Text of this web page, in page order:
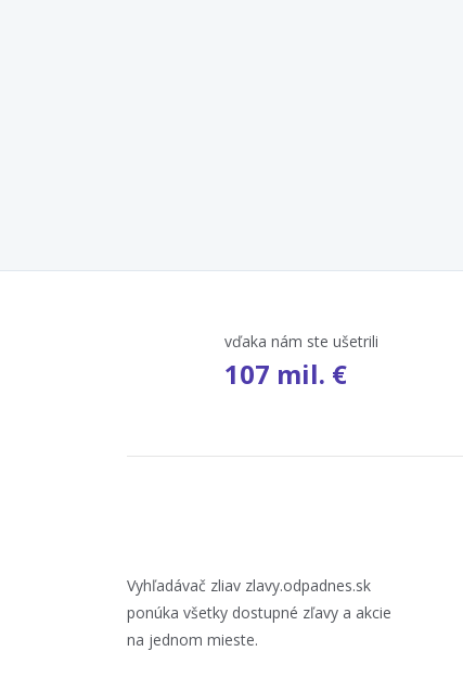
vďaka nám ste ušetrili
107 mil. €
Vyhľadávač zliav zlavy.odpadnes.sk
ponúka všetky dostupné zľavy a akcie
na jednom mieste.